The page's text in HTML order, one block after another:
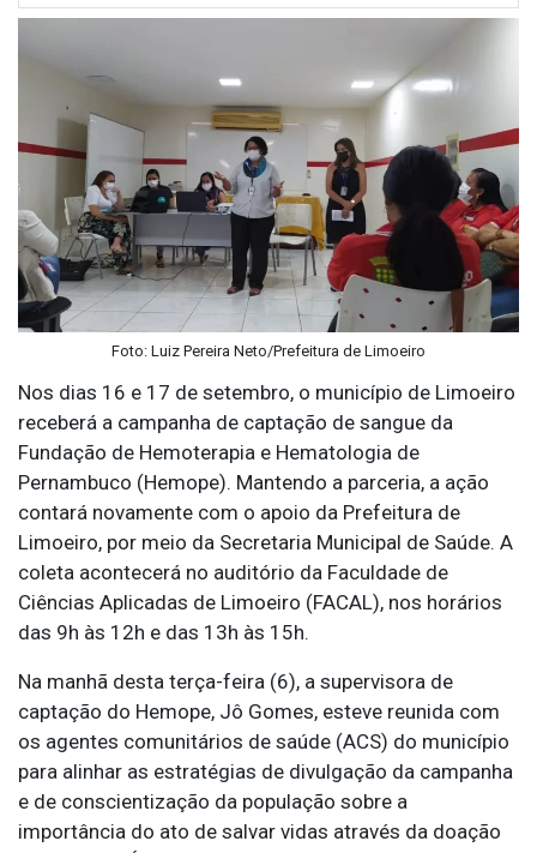
Foto: Luiz Pereira Neto/Prefeitura de Limoeiro
Nos dias 16 e 17 de setembro, o município de Limoeiro
receberá a campanha de captação de sangue da
Fundação de Hemoterapia e Hematologia de
Pernambuco (Hemope). Mantendo a parceria, a ação
contará novamente com o apoio da Prefeitura de
Limoeiro, por meio da Secretaria Municipal de Saúde. A
coleta acontecerá no auditório da Faculdade de
Ciências Aplicadas de Limoeiro (FACAL), nos horários
das 9h às 12h e das 13h às 15h.
Na manhã desta terça-feira (6), a supervisora de
captação do Hemope, Jô Gomes, esteve reunida com
os agentes comunitários de saúde (ACS) do município
para alinhar as estratégias de divulgação da campanha
e de conscientização da população sobre a
importância do ato de salvar vidas através da doação